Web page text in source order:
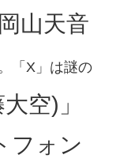
岡山天音
「X」は謎の
空)」
フォン